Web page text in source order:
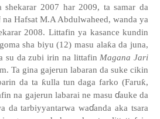
shekarar 2007 har 2009, ta samar da
na Hafsat M.A Abdulwaheed, wanda ya
2008. Littafin ya kasance kundin
sha biyu (12) masu alaƙa da juna,
su da zubi irin na littafin Magana Jari
Ta gina gajerun labaran da suke cikin
da ta ƙulla tun daga farko (Faruƙ,
na gajerun labarai ne masu ɗauke da
da tarbiyyantarwa waɗanda aka tsara